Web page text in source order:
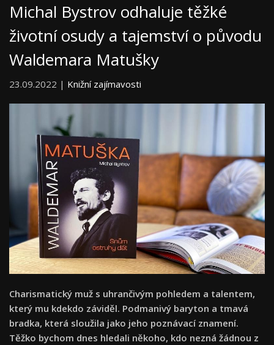
Michal Bystrov odhaluje těžké
životní osudy a tajemství o původu
Waldemara Matušky
23.09.2022 | Knižní zajímavosti
Charismatický muž s uhrančivým pohledem a talentem,
který mu kdekdo záviděl. Podmanivý baryton a tmavá
bradka, která sloužila jako jeho poznávací znamení.
Těžko bychom dnes hledali někoho, kdo nezná žádnou z